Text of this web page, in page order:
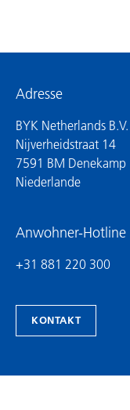
Adresse
BYK Netherlands B.V.
Nijverheidstraat 14
7591 BM Denekamp
Niederlande
Anwohner-Hotline
+31 881 220 300
KONTAKT